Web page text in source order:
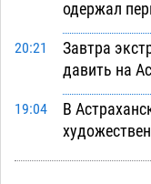
одержал
20:21
Завтра
давить на
19:04
В